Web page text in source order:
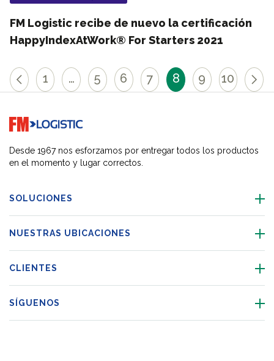
FM Logistic recibe de nuevo la certificación
HappyIndexAtWork® For Starters 2021
1 … 5 6 7 8 9 10
Go to home page
Desde 1967 nos esforzamos por entregar todos los productos
en el momento y lugar correctos.
SOLUCIONES
NUESTRAS UBICACIONES
CLIENTES
SÍGUENOS